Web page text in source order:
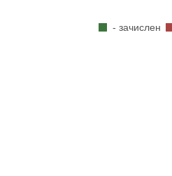
- зачислен